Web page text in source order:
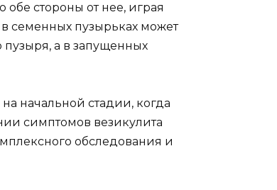
обе стороны от нее, играя
семенных пузырьках может
а в запущенных
начальной стадии, когда
симптомов везикулита
обследования и